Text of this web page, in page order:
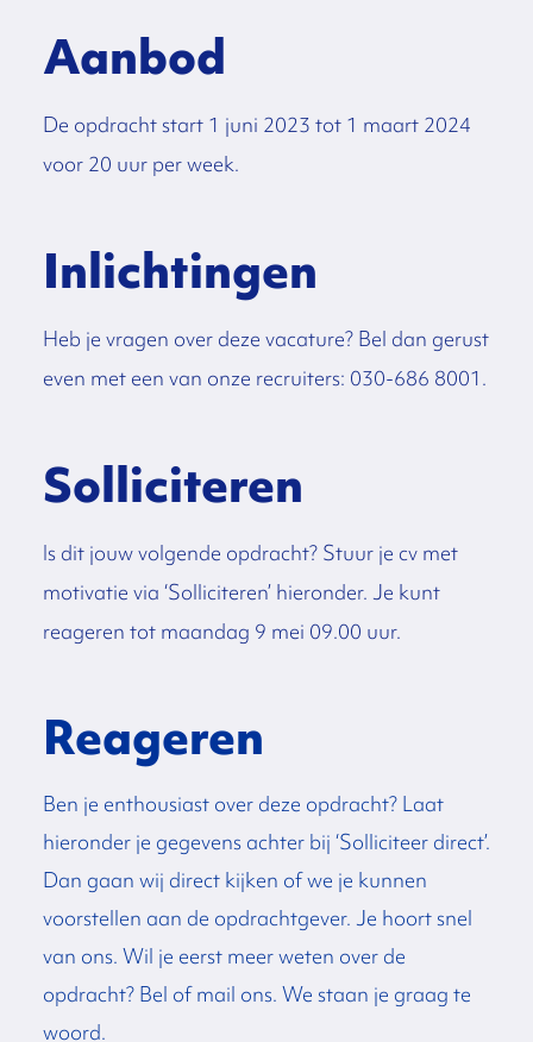
Aanbod
De opdracht start 1 juni 2023 tot 1 maart 2024
voor 20 uur per week.
Inlichtingen
Heb je vragen over deze vacature? Bel dan gerust
even met een van onze recruiters: 030-686 8001.
Solliciteren
Is dit jouw volgende opdracht? Stuur je cv met
motivatie via ‘Solliciteren’ hieronder. Je kunt
reageren tot maandag 9 mei 09.00 uur.
Reageren
Ben je enthousiast over deze opdracht? Laat
hieronder je gegevens achter bij ‘Solliciteer direct’.
Dan gaan wij direct kijken of we je kunnen
voorstellen aan de opdrachtgever. Je hoort snel
van ons. Wil je eerst meer weten over de
opdracht? Bel of mail ons. We staan je graag te
woord.